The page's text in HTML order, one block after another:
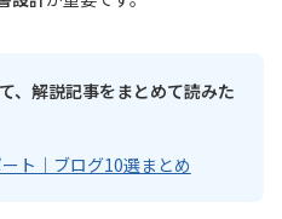
、解説記事をまとめて読みた
ト｜ブログ10選まとめ